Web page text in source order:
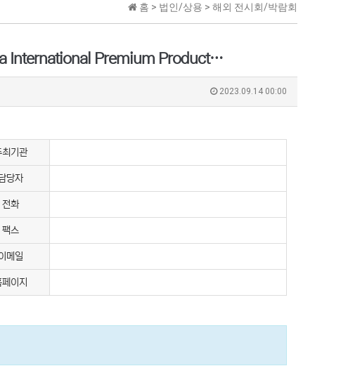
홈 > 법인/상용 > 해외 전시회/박람회
International Premium Product…
2023.09.14 00:00
최기관
당자
전화
팩스
메일
이지